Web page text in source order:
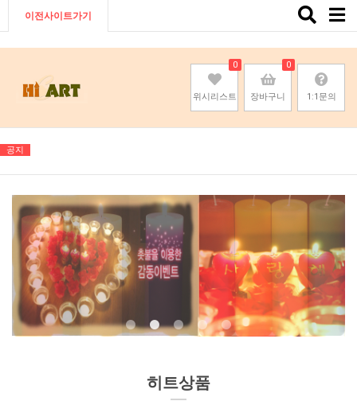
이전사이트가기
Toggle
위시리스트
0
장바구니
0
1:1문의
공지
기존회원님은 pc나 모바일에서 이전아이디로 로그인하시면됩니다
기존회원님은 pc나 모바일에서 이전아이디로 로그인하시면됩니다
히트상품